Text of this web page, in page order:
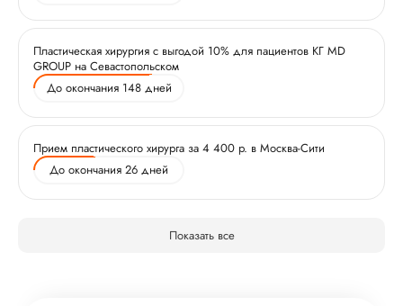
Пластическая хирургия с выгодой 10% для пациентов КГ MD
GROUP на Севастопольском
До окончания 148 дней
Прием пластического хирурга за 4 400 р. в Москва-Сити
До окончания 26 дней
Показать все